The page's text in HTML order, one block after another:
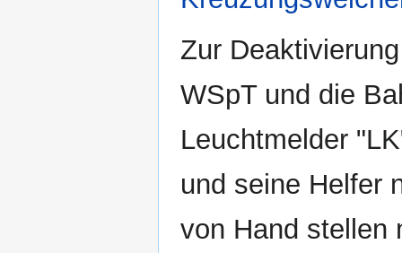
Zur
WSpT und die
Leuchtmelder
und seine Helfer
von Hand stellen